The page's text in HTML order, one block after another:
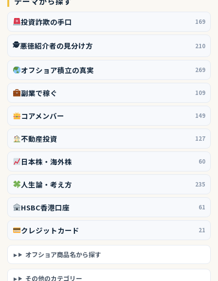
投資詐欺の手口 169
🕵️悪徳紹介者の見分け方 210
オフショア積立の真実 269
副業で稼ぐ 109
コアメンバー 149
不動産投資 127
日本株・海外株 60
人生論・考え方 235
HSBC香港口座 61
クレジットカード 21
オフショア商品名から探す
その他のカテゴリー